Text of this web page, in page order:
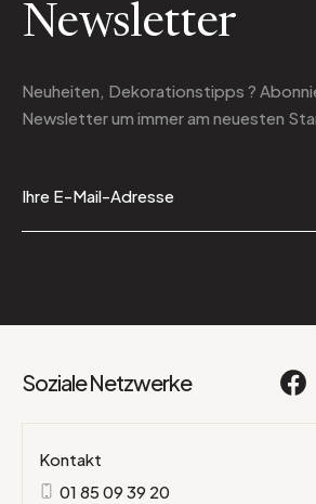
Newsletter
Neuheiten, Dekorationstipps ?
Newsletterum immer am neuesten
Soziale Netzwerke
Kontakt
01 85 09 39 20